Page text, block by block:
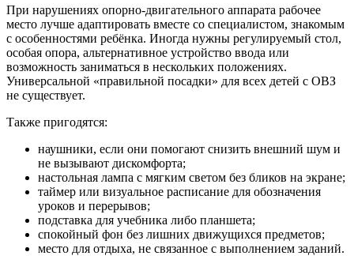
При нарушениях опорно-двигательного аппарата рабочее
место лучше адаптировать вместе со специалистом, знакомым
с особенностями ребёнка. Иногда нужны регулируемый стол,
особая опора, альтернативное устройство ввода или
возможность заниматься в нескольких положениях.
Универсальной «правильной посадки» для всех детей с ОВЗ
не существует.
Также пригодятся:
наушники, если они помогают снизить внешний шум и
не вызывают дискомфорта;
настольная лампа с мягким светом без бликов на экране;
таймер или визуальное расписание для обозначения
уроков и перерывов;
подставка для учебника либо планшета;
спокойный фон без лишних движущихся предметов;
место для отдыха, не связанное с выполнением заданий.